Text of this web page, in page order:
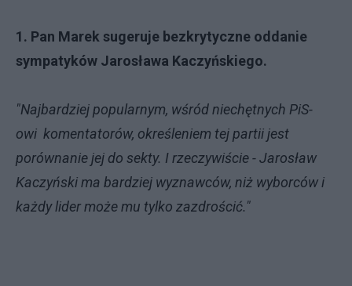
1. Pan Marek sugeruje bezkrytyczne oddanie
sympatyków Jarosława Kaczyńskiego.
"Najbardziej popularnym, wśród niechętnych PiS-
owi komentatorów, określeniem tej partii jest
porównanie jej do sekty. I rzeczywiście - Jarosław
Kaczyński ma bardziej wyznawców, niż wyborców i
każdy lider może mu tylko zazdrościć."